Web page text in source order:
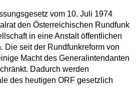
vom 10. Juli 1974
den Österreichischen Rundfunk
in eine Anstalt öffentlichen
Die seit der Rundfunkreform von
Macht des Generalintendanten
Dadurch werden
des heutigen ORF gesetzlich